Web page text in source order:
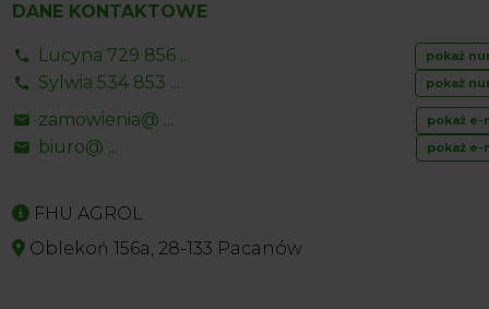
DANE KONTAKTOWE
Lucyna 729 856 ... pokaż
Sylwia 534 853 ... pokaż
zamowienia@ ... pokaż e-
biuro@ ... pokaż e-
FHU AGROL
Oblekoń 156a, 28-133 Pacanów